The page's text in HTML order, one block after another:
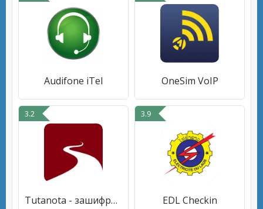
Audifone iTel OneSim VoIP
3.2
Tutanota - зашифрованная почта
3.9
EDL Checkin